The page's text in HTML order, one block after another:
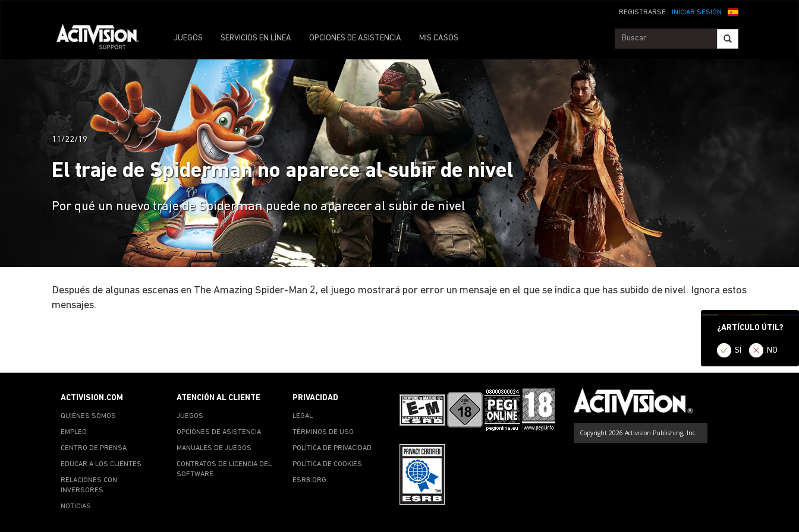
INICIAR SESIÓN
REGISTRARSE
JUEGOS SERVICIOS EN LÍNEA OPCIONES DE ASISTENCIA MIS CASOS
¿ARTÍCULO ÚTIL?
SÍ NO
11/22/19
El traje de Spiderman no aparece al subir de nivel
Por qué un nuevo traje de Spiderman puede no aparecer al subir de nivel
Después de algunas escenas en The Amazing Spider-Man 2, el juego mostrará por error un mensaje en el que se indica que has subido de nivel. Ignora estos
mensajes.
ACTIVISION.COM
QUIÉNES SOMOS
EMPLEO
CENTRO DE PRENSA
EDUCAR A LOS CLIENTES
RELACIONES CON
INVERSORES
NOTICIAS
ATENCIÓN AL CLIENTE
JUEGOS
OPCIONES DE ASISTENCIA
MANUALES DE JUEGOS
CONTRATOS DE LICENCIA DEL
SOFTWARE
PRIVACIDAD
LEGAL
TÉRMINOS DE USO
POLÍTICA DE PRIVACIDAD
POLÍTICA DE COOKIES
ESRB.ORG
Copyright 2026 Activision Publishing, Inc.